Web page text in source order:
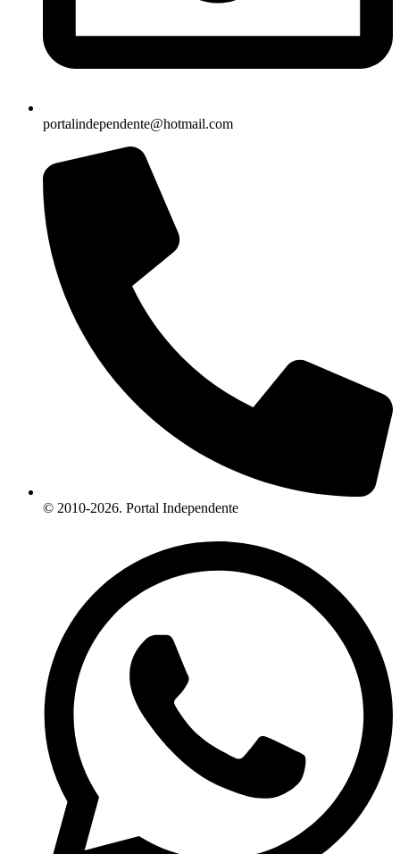
portalindependente@hotmail.com
© 2010-2026. Portal Independente